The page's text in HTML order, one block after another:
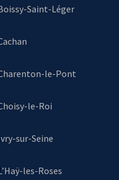
Saint-Léger
le-Pont
le-Roi
sur-Seine
les-Roses